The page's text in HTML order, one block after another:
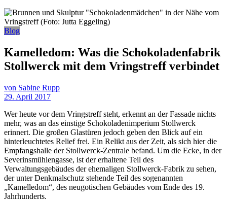
Blog
Kamelledom: Was die Schokoladenfabrik
Stollwerck mit dem Vringstreff verbindet
von Sabine Rupp
29. April 2017
Wer heute vor dem Vringstreff steht, erkennt an der Fassade nichts
mehr, was an das einstige Schokoladenimperium Stollwerck
erinnert. Die großen Glastüren jedoch geben den Blick auf ein
hinterleuchtetes Relief frei. Ein Relikt aus der Zeit, als sich hier die
Empfangshalle der Stollwerck-Zentrale befand. Um die Ecke, in der
Severinsmühlengasse, ist der erhaltene Teil des
Verwaltungsgebäudes der ehemaligen Stollwerck-Fabrik zu sehen,
der unter Denkmalschutz stehende Teil des sogenannten
„Kamelledom“, des neugotischen Gebäudes vom Ende des 19.
Jahrhunderts.